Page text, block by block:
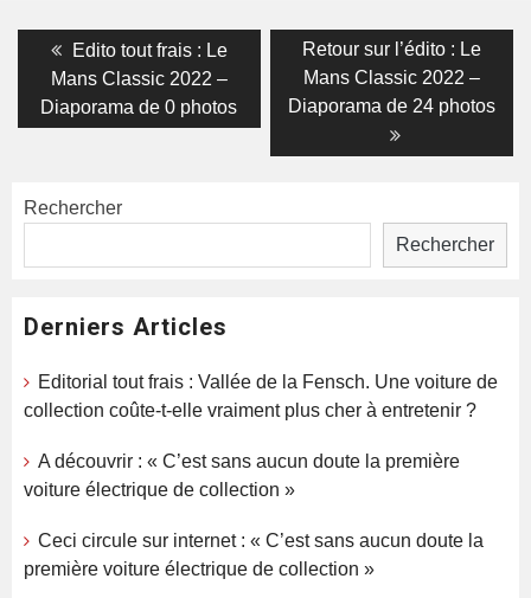
Navigation
l’article
Previous
post:
Edito tout frais : Le
Mans Classic 2022 –
Diaporama de 0 photos
Next
post:
Retour sur l’édito : Le
Mans Classic 2022 –
Diaporama de 24 photos
Rechercher
Rechercher
Derniers Articles
Editorial tout frais : Vallée de la Fensch. Une voiture de
collection coûte-t-elle vraiment plus cher à entretenir ?
A découvrir : « C’est sans aucun doute la première
voiture électrique de collection »
Ceci circule sur internet : « C’est sans aucun doute la
première voiture électrique de collection »